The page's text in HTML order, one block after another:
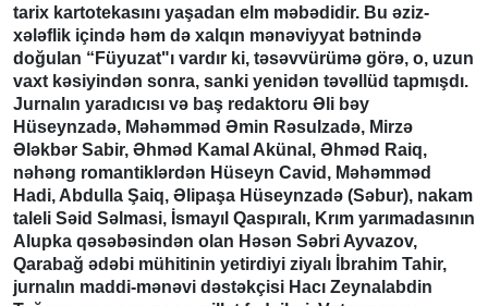
tarix kartotekasını yaşadan elm məbədidir. Bu əziz-
xələflik içində həm də xalqın mənəviyyat bətnində
doğulan “Füyuzat"ı vardır ki, təsəvvürümə görə, o, uzun
vaxt kəsiyindən sonra, sanki yenidən təvəllüd tapmışdı.
Jurnalın yaradıcısı və baş redaktoru Əli bəy
Hüseynzadə, Məhəmməd Əmin Rəsulzadə, Mirzə
Ələkbər Sabir, Əhməd Kamal Akünal, Əhməd Raiq,
nəhəng romantiklərdən Hüseyn Cavid, Məhəmməd
Hadi, Abdulla Şaiq, Əlipaşa Hüseynzadə (Səbur), nakam
taleli Səid Səlmasi, İsmayıl Qaspıralı, Krım yarımadasının
Alupka qəsəbəsindən olan Həsən Səbri Ayvazov,
Qarabağ ədəbi mühitinin yetirdiyi ziyalı İbrahim Tahir,
jurnalın maddi-mənəvi dəstəkçisi Hacı Zeynalabdin